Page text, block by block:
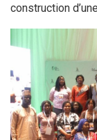
construction